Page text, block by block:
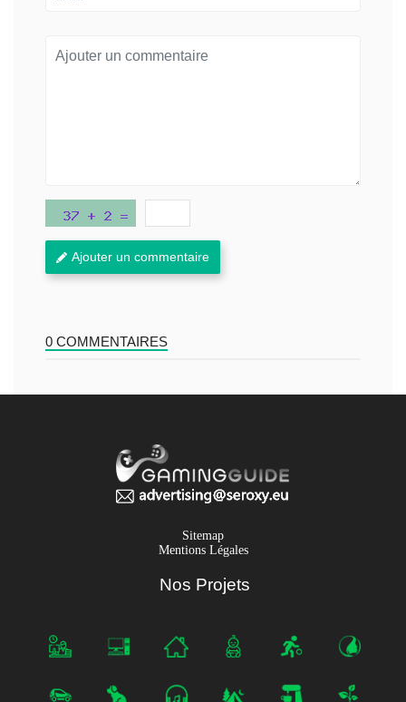
Ajouter un commentaire
0 COMMENTAIRES
Sitemap
Mentions Légales
Nos Projets